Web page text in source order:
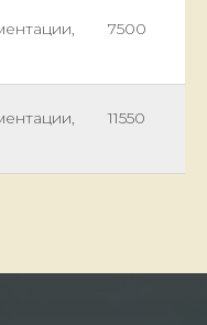
7500
11550